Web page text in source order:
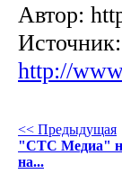
Автор:
Источник:
http://
<< Предыдущая
"СТС Медиа" не
на...